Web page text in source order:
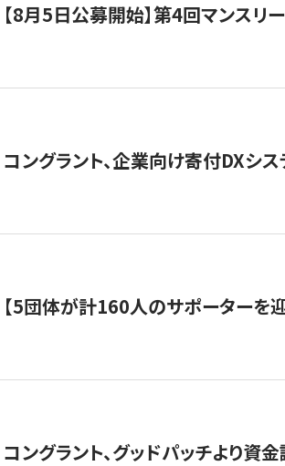
【8月5日公募開始】第4回マンス
コングラント、企業向け寄付DXシ
【5団体が計160人のサポーターを
コングラント、グッドパッチより資